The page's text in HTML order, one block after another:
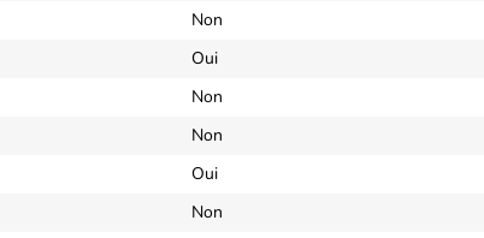
Non
Oui
Non
Non
Oui
Non